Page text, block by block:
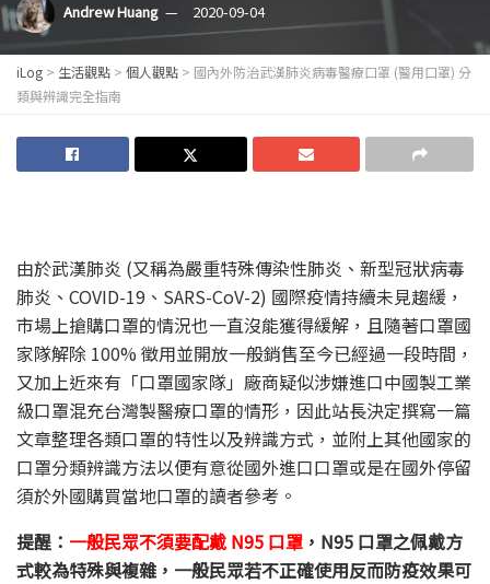
Andrew Huang 2020-09-04
iLog > 生活觀點 > 個人觀點 > 國內外防治武漢肺炎病毒醫療口罩 (醫用口罩) 分
類與辨識完全指南
由於武漢肺炎 (又稱為嚴重特殊傳染性肺炎、新型冠狀病毒
肺炎、COVID-19、SARS-CoV-2) 國際疫情持續未見趨緩，
市場上搶購口罩的情況也一直沒能獲得緩解，且隨著口罩國
家隊解除 100% 徵用並開放一般銷售至今已經過一段時間，
又加上近來有「口罩國家隊」廠商疑似涉嫌進口中國製工業
級口罩混充台灣製醫療口罩的情形，因此站長決定撰寫一篇
文章整理各類口罩的特性以及辨識方式，並附上其他國家的
口罩分類辨識方法以便有意從國外進口口罩或是在國外停留
須於外國購買當地口罩的讀者參考。
提醒： 一般民眾不須要配戴 N95 口罩 ，N95 口罩之佩戴方
式較為特殊與複雜，一般民眾若不正確使用反而防疫效果可